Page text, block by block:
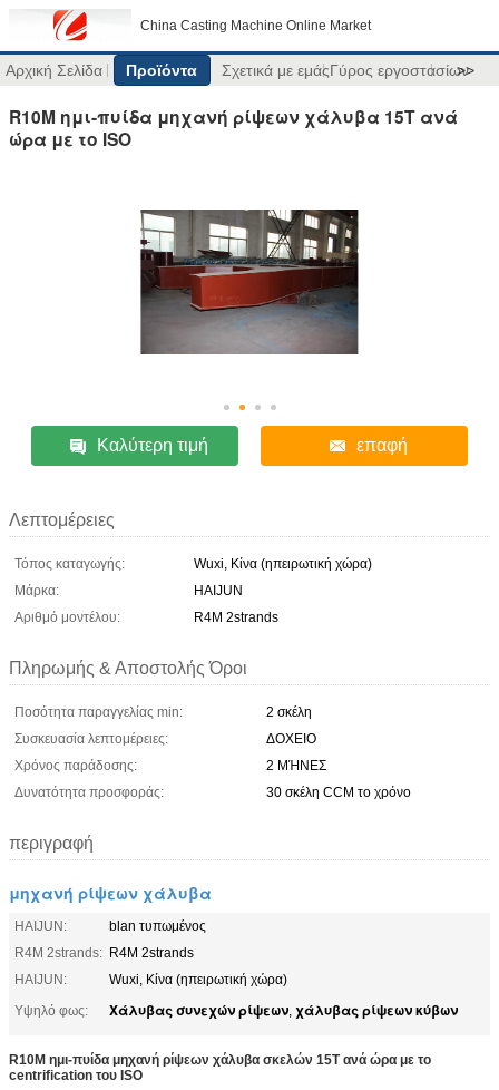
China Casting Machine Online Market
Αρχική Σελίδα Προϊόντα Σχετικά με εμάςΓύρος εργοστασίων
>>
R10M ημι-πυίδα μηχανή ρίψεων χάλυβα 15T ανά
ώρα με το ISO
Καλύτερη τιμή επαφή
Λεπτομέρειες
Τόπος καταγωγής:
Wuxi, Κίνα (ηπειρωτική χώρα)
Μάρκα:
HAIJUN
Αριθμό μοντέλου:
R4M 2strands
Πληρωμής & Αποστολής Όροι
Ποσότητα παραγγελίας min:
2 σκέλη
Συσκευασία λεπτομέρειες:
ΔΟΧΕΙΟ
Χρόνος παράδοσης:
2 ΜΉΝΕΣ
Δυνατότητα προσφοράς:
30 σκέλη CCM το χρόνο
περιγραφή
μηχανή ρίψεων χάλυβα
HAIJUN:
blan τυπωμένος
R4M 2strands: R4M 2strands
HAIJUN:
Wuxi, Κίνα (ηπειρωτική χώρα)
Υψηλό φως:
Χάλυβας συνεχών ρίψεων, χάλυβας ρίψεων κύβων
R10M ημι-πυίδα μηχανή ρίψεων χάλυβα σκελών 15T ανά ώρα με το
centrification του ISO